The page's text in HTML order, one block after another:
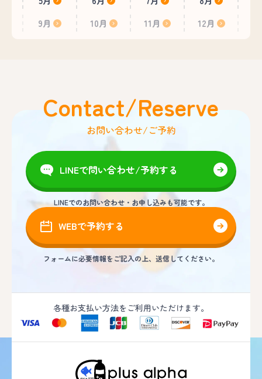
9月
10月 11月 12月
Contact/Reserve
お問い合わせ/ご予約
LINEで問い合わせ/予約する
LINEでのお問い合わせ・お申し込みも可能です。
WEBで予約する
フォームに必要情報をご記入の上、送信してください。
各種お支払い方法をご利用いただけます。